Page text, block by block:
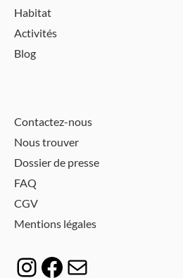
Habitat
Activités
Blog
Contactez-nous
Nous trouver
Dossier de presse
FAQ
CGV
Mentions légales
Instagram
Facebook
E-mail